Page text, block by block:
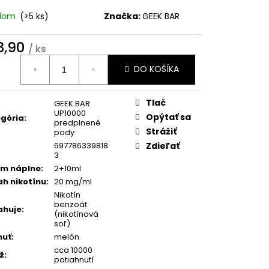
(>5 ks) Značka:GEEK BAR
/ ks
DO KOŠÍKA
:
GEEK BAR
UP10000
predplnené
pody
697786339818
3
náplne:
2+10ml
nikotínu: 20 mg/ml
:
Nikotín
benzoát
(nikotínová
soľ)
:
melón
:
cca 10000
potiahnutí
Tlač
Opýtať sa
Strážiť
Zdieľať
DRY 16 MGWHITE